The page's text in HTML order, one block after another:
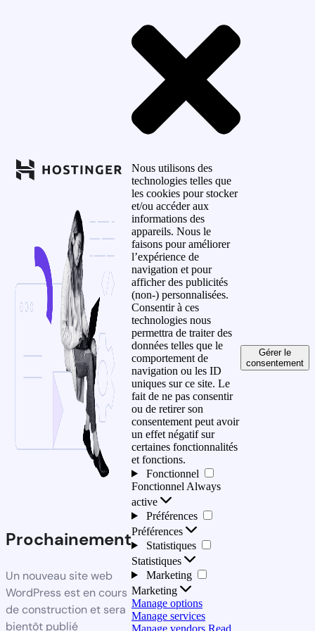
Prochainement
Un nouveau site web
WordPress est en cours
de construction et sera
bientôt publié
Nous utilisons des
technologies telles que
les cookies pour stocker
et/ou accéder aux
informations des
appareils. Nous le
faisons pour améliorer
l’expérience de
navigation et pour
afficher des publicités
(non-) personnalisées.
Consentir à ces
technologies nous
permettra de traiter des
données telles que le
comportement de
navigation ou les ID
uniques sur ce site. Le
fait de ne pas consentir
ou de retirer son
consentement peut avoir
un effet négatif sur
certaines fonctionnalités
et fonctions.
Fonctionnel
Fonctionnel Always
active
Préférences
Préférences
Statistiques
Statistiques
Marketing
Marketing
Manage options
Manage services
Manage vendors Read
Gérer le
consentement